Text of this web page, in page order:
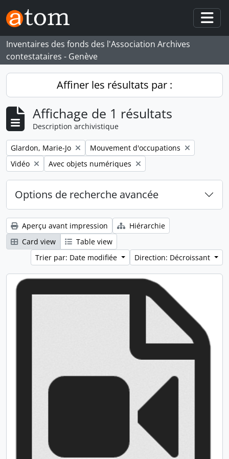
Skip to main content
Inventaires des fonds des l'Association Archives
contestataires - Genève
Affiner les résultats par :
Affichage de 1 résultats
Description archivistique
Remove filter:
Glardon, Marie-Jo Remove filter:
Mouvement d'occupations
Remove filter:
Vidéo Remove filter:
Avec objets numériques
Options de recherche avancée
Aperçu avant impression
Hiérarchie
Card view
Table view
Trier par: Date modifiée
Direction: Décroissant